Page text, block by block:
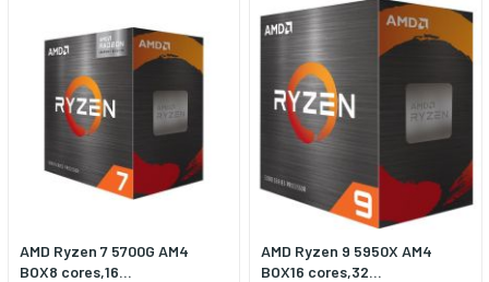
AMD Ryzen 7 5700G AM4
BOX8 cores,16...
AMD Ryzen 9 5950X AM4
BOX16 cores,32...